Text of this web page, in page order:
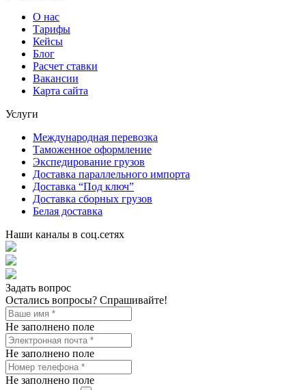
О нас
Тарифы
Кейсы
Блог
Расчет ставки
Вакансии
Карта сайта
Услуги
Международная перевозка
Таможенное оформление
Экспедирование грузов
Доставка параллельного импорта
Доставка “Под ключ”
Доставка сборных грузов
Белая доставка
Наши каналы в соц.сетях
Задать вопрос
Остались вопросы? Спрашивайте!
Не заполнено поле
Не заполнено поле
Не заполнено поле